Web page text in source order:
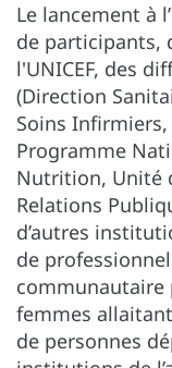
Le lancement à
de participants,
l'UNICEF, des
(Direction
Soins
Programme
Nutrition, Unité
Relations
d’autres
de
communautaire
femmes
de personnes